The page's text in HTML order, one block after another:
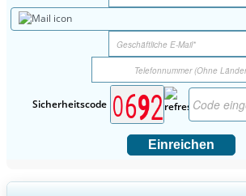
Sicherheitscode
Einreichen